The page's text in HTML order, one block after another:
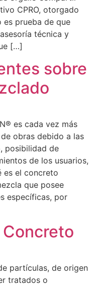
CPRO, otorgado
es prueba de que
técnica y
[…]
sobre
es cada vez más
obras debido a las
posibilidad de
de los usuarios,
es el concreto
que posee
específicas, por
partículas, de origen
tratados o